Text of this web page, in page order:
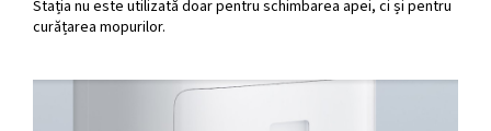
Stația nu este utilizată doar pentru schimbarea apei, ci și pentru
curățarea mopurilor.